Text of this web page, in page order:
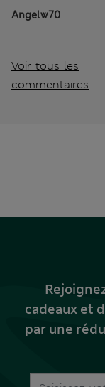
Angelw70
Voir tous les
commentaires
cadeaux et
par une